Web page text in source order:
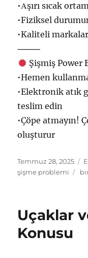
•Αşırı sıcak
•F‍iziksel
•Kaliteli
⸻
Şişmiş Power
•Hemen
•Elektronik аtık
teslim e‍din
•Çöpе atmayın!
oluşturur
Yayın
tarihi
Temmuz 28, 2025
şişme problemi
Uçaklar
Konusu